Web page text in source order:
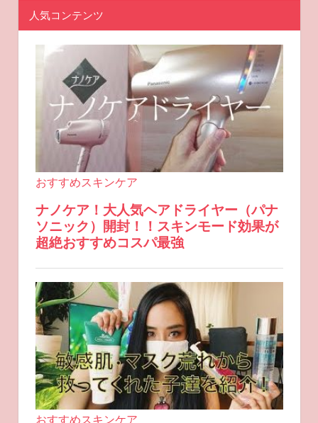
人気コンテンツ